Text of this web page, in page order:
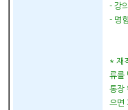
- 강
- 명
* 재
류를
통장
으면